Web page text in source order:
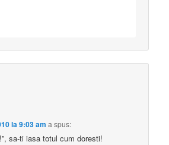
la 9:03 am a spus:
sa-ti iasa totul cum doresti!